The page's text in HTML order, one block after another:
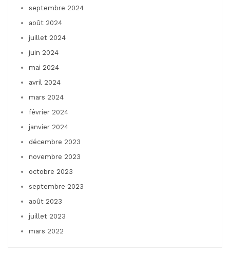
septembre 2024
août 2024
juillet 2024
juin 2024
mai 2024
avril 2024
mars 2024
février 2024
janvier 2024
décembre 2023
novembre 2023
octobre 2023
septembre 2023
août 2023
juillet 2023
mars 2022